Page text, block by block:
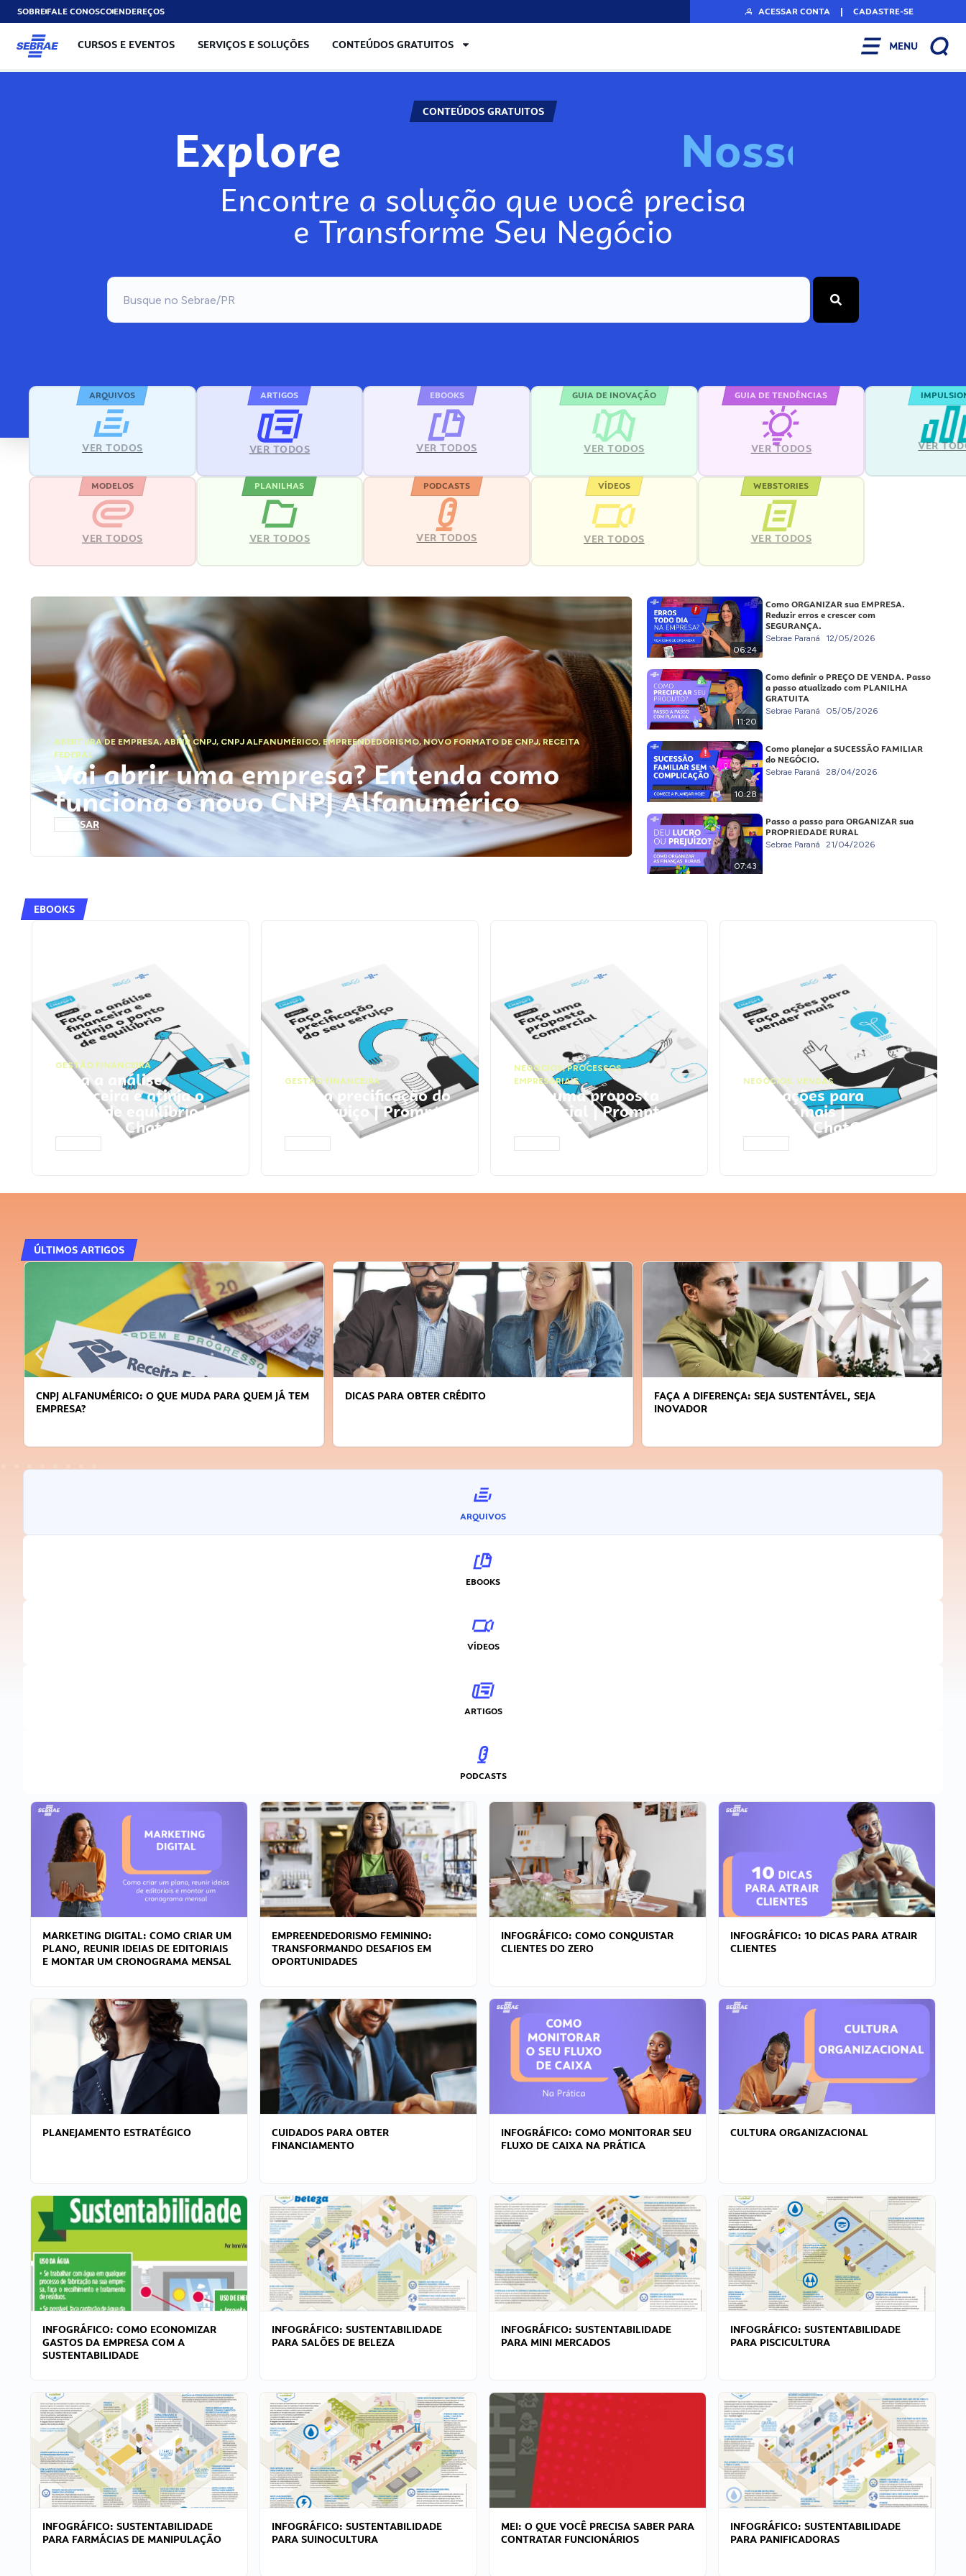
SOBREFALE CONOSCOENDEREÇOS ACESSAR CONTA | CADASTRE-SE
CURSOS E EVENTOS SERVIÇOS E SOLUÇÕES CONTEÚDOS GRATUITOS MENU
CONTEÚDOS GRATUITOS
Explore No
Encontre a solução que você precisa
e Transforme Seu Negócio
ARQUIVOS
VER TODOS
ARTIGOS
VER TODOS
EBOOKS
VER TODOS
GUIA DE INOVAÇÃO
VER TODOS
GUIA DE TENDÊNCIAS
VER TODOS VER
MODELOS
VER TODOS
PLANILHAS
VER TODOS
PODCASTS
VER TODOS
VÍDEOS
VER TODOS
WEBSTORIES
VER TODOS
ABERTURA DE EMPRESA,ABRIR CNPJ, CNPJ ALFANUMÉRICO, EMPREENDEDORISMO,NOVO FORMATO DE CNPJ,RECEITA
FEDERAL
Vai abrir uma empresa? Entenda como
funciona o novo CNPJ Alfanumérico
ACESSAR
06:24
Como ORGANIZAR sua EMPRESA.
Reduzir erros e crescer com
SEGURANÇA.
Sebrae Paraná 12/05/2026
11:20
Como definir o PREÇO DE VENDA. Passo
a passo atualizado com PLANILHA
GRATUITA
Sebrae Paraná 05/05/2026
10:28
Como planejar a SUCESSÃO FAMILIAR
do NEGÓCIO.
Sebrae Paraná 28/04/2026
07:43
Passo a passo para ORGANIZAR sua
PROPRIEDADE RURAL
Sebrae Paraná 21/04/2026
EBOOKS
GESTÃO FINANCEIRA
Faça a análise
financeira e atinja o
ponto de equilíbrio |
Prompts ChatGPT
GESTÃO FINANCEIRA
Faça a precificação do
seu serviço | Prompts
ChatGPT
NEGÓCIOS,PROCESSOS
EMPRESARIAIS
Faça uma proposta
comercial | Prompts
ChatGPT
NEGÓCIOS, VENDAS
Faça ações para
vender mais |
Prompts ChatGPT
ÚLTIMOS ARTIGOS
DICAS PARA OBTER CRÉDITO
FAÇA A DIFERENÇA: SEJA SUSTENTÁVEL, SEJA
APRENDA A GERENCIAR O SEU TEMPO
ARQUIVOS
EBOOKS
VÍDEOS
ARTIGOS
PODCASTS
MARKETING DIGITAL: COMO CRIAR UM
PLANO, REUNIR IDEIAS DE EDITORIAIS
E MONTAR UM CRONOGRAMA MENSAL
EMPREENDEDORISMO FEMININO:
TRANSFORMANDO DESAFIOS EM
OPORTUNIDADES
INFOGRÁFICO: COMO CONQUISTAR
CLIENTES DO ZERO
INFOGRÁFICO: 10 DICAS PARA ATRAIR
CLIENTES
PLANEJAMENTO ESTRATÉGICO
CUIDADOS PARA OBTER
FINANCIAMENTO
INFOGRÁFICO: COMO MONITORAR SEU
FLUXO DE CAIXA NA PRÁTICA
CULTURA ORGANIZACIONAL
INFOGRÁFICO: COMO ECONOMIZAR
GASTOS DA EMPRESA COM A
SUSTENTABILIDADE
INFOGRÁFICO: SUSTENTABILIDADE
PARA SALÕES DE BELEZA
INFOGRÁFICO: SUSTENTABILIDADE
PARA MINI MERCADOS
INFOGRÁFICO: SUSTENTABILIDADE
PARA PISCICULTURA
INFOGRÁFICO: SUSTENTABILIDADE
PARA FARMÁCIAS DE MANIPULAÇÃO
INFOGRÁFICO: SUSTENTABILIDADE
PARA SUINOCULTURA
MEI: O QUE VOCÊ PRECISA SABER PARA
CONTRATAR FUNCIONÁRIOS
INFOGRÁFICO: SUSTENTABILIDADE
PARA PANIFICADORAS